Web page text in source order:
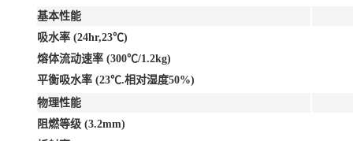
基本性能
吸水率 (24hr,23℃)
熔体流动速率 (300℃/1.2kg)
平衡吸水率 (23℃.相对湿度50%)
物理性能
阻燃等级 (3.2mm)